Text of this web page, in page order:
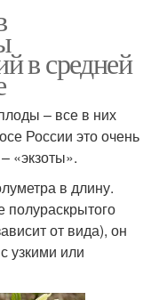
в средней
– все в них
России это очень
«экзоты».
в длину.
от вида), он
узкими или